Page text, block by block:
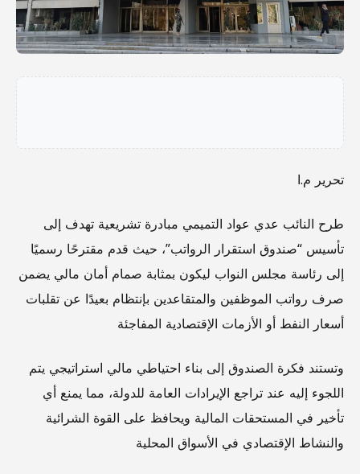
تحرير م.ا
طرح النائب عدي عواد التميمي مبادرة تشريعية تهدف إلى
تأسيس “صندوق استقرار الرواتب”، حيث قدم مقترحًا رسميًا
إلى رئاسة مجلس النواب ليكون بمثابة صمام أمان مالي يضمن
صرف رواتب الموظفين والمتقاعدين بإنتظام بعيدًا عن تقلبات
أسعار النفط أو الأزمات الإقتصادية المفاجئة
وتستند فكرة الصندوق إلى بناء احتياطي مالي استراتيجي يتم
اللجوء إليه عند تراجع الإيرادات العامة للدولة، مما يمنع أي
تأخير في المستحقات المالية ويحافظ على القوة الشرائية
والنشاط الإقتصادي في الأسواق المحلية